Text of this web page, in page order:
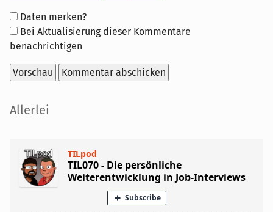
Formular-
Optionen
Daten merken?
Bei Aktualisierung dieser Kommentare
benachrichtigen
Seitenleiste
Allerlei